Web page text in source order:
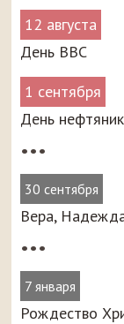
12 августа
День ВВС
1 сентября
День
•••
30 сентября
Вера,
•••
7 января
Рождество